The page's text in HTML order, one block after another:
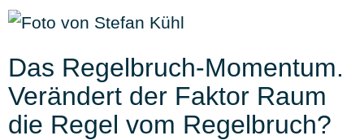
Das Regelbruch-Momentum.
Verändert der Faktor Raum
die Regel vom Regelbruch?